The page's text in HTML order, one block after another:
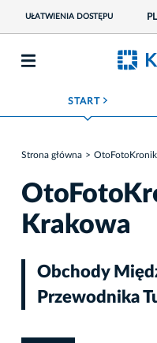
UŁATWIENIA DOSTĘPU PL
START ROZWIŃ MENU
Strona główna
Krakowa
Obchody
Przewodnika